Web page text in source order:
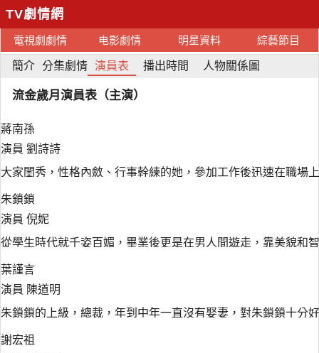
TV劇情網
電視劇劇情 电影劇情 明星資料 綜藝節目
簡介 分集劇情 演員表 播出時間 人物關係圖
流金歲月演員表（主演）
蔣南孫
演員 劉詩詩
大家閨秀，性格內斂、行事幹練的她，參加工作後迅速在職場
朱鎖鎖
演員 倪妮
從學生時代就千姿百媚，畢業後更是在男人間遊走，靠美貌和
葉謹言
演員 陳道明
朱鎖鎖的上級，總裁，年到中年一直沒有娶妻，對朱鎖鎖十分
謝宏祖